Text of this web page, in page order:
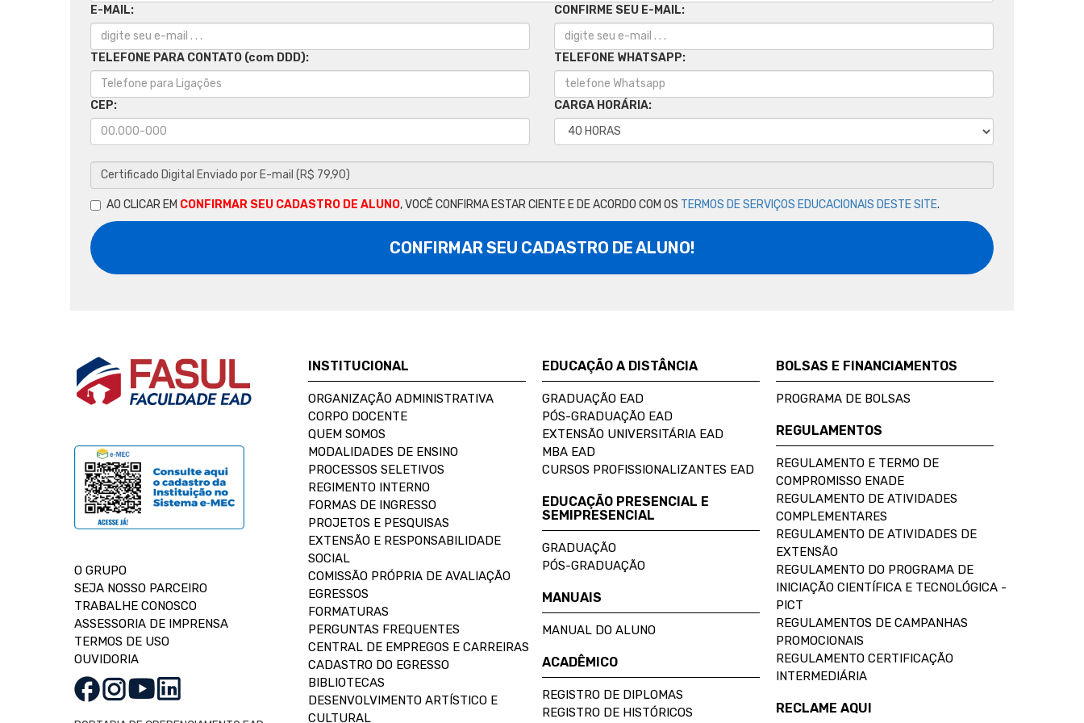
E-MAIL: CONFIRME SEU E-MAIL:
TELEFONE PARA CONTATO (com DDD): TELEFONE WHATSAPP:
CEP: CARGA HORÁRIA:
AO CLICAR EM CONFIRMAR SEU CADASTRO DE ALUNO, VOCÊ CONFIRMA ESTAR CIENTE E DE ACORDO COM OS TERMOS DE SERVIÇOS EDUCACIONAIS DESTE SITE.
CONFIRMAR SEU CADASTRO DE ALUNO!
O GRUPO
SEJA NOSSO PARCEIRO
TRABALHE CONOSCO
ASSESSORIA DE IMPRENSA
TERMOS DE USO
OUVIDORIA
INSTITUCIONAL
ORGANIZAÇÃO ADMINISTRATIVA
CORPO DOCENTE
QUEM SOMOS
MODALIDADES DE ENSINO
PROCESSOS SELETIVOS
REGIMENTO INTERNO
FORMAS DE INGRESSO
PROJETOS E PESQUISAS
EXTENSÃO E RESPONSABILIDADE
SOCIAL
COMISSÃO PRÓPRIA DE AVALIAÇÃO
EGRESSOS
FORMATURAS
PERGUNTAS FREQUENTES
CENTRAL DE EMPREGOS E CARREIRAS
CADASTRO DO EGRESSO
BIBLIOTECAS
DESENVOLVIMENTO ARTÍSTICO E
CULTURAL
EDUCAÇÃO A DISTÂNCIA
GRADUAÇÃO EAD
PÓS-GRADUAÇÃO EAD
EXTENSÃO UNIVERSITÁRIA EAD
MBA EAD
CURSOS PROFISSIONALIZANTES EAD
EDUCAÇÃO PRESENCIAL E
SEMIPRESENCIAL
GRADUAÇÃO
PÓS-GRADUAÇÃO
MANUAIS
MANUAL DO ALUNO
ACADÊMICO
REGISTRO DE DIPLOMAS
REGISTRO DE HISTÓRICOS
BOLSAS E FINANCIAMENTOS
PROGRAMA DE BOLSAS
REGULAMENTOS
REGULAMENTO E TERMO DE
COMPROMISSO ENADE
REGULAMENTO DE ATIVIDADES
COMPLEMENTARES
REGULAMENTO DE ATIVIDADES DE
EXTENSÃO
REGULAMENTO DO PROGRAMA DE
INICIAÇÃO CIENTÍFICA E TECNOLÓGICA -
PICT
REGULAMENTOS DE CAMPANHAS
PROMOCIONAIS
REGULAMENTO CERTIFICAÇÃO
INTERMEDIÁRIA
RECLAME AQUI